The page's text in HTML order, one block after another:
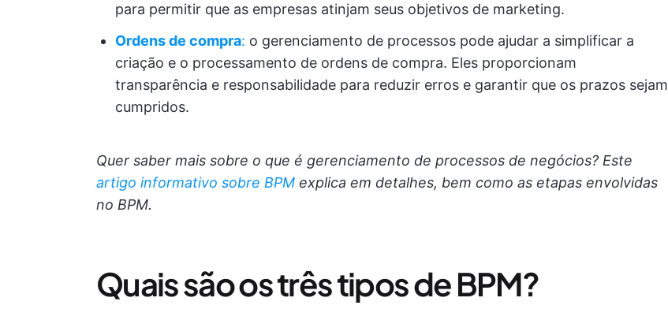
para permitir que as empresas atinjam seus objetivos de marketing.
Ordens de compra: o gerenciamento de processos pode ajudar a simplificar a
criação e o processamento de ordens de compra. Eles proporcionam
transparência e responsabilidade para reduzir erros e garantir que os prazos sejam
cumpridos.
Quer saber mais sobre o que é gerenciamento de processos de negócios? Este
artigo informativo sobre BPM explica em detalhes, bem como as etapas envolvidas
no BPM.
Quais são os três tipos de BPM?